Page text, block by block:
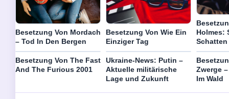
Besetzung Von Mordach
– Tod In Den Bergen
Besetzung Von Wie Ein
Einziger Tag
Holmes:
Schatten
Besetzung Von The Fast
And The Furious 2001
Ukraine-News: Putin –
Aktuelle militärische
Lage und Zukunft
Zwerge
Im Wald